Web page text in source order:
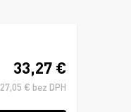
33,27 €
27,05 € bez DPH